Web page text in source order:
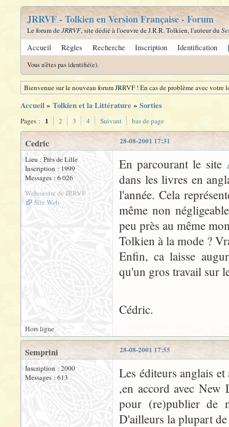
JRRVF - Tolkien en Version Française - Forum
Le forum deJRRVF, site dédié à l'oeuvre de J.R.R. Tolkien, l'auteur du
Accueil Règles Recherche Inscription Identification
Vous n'êtes pas identifié(e).
Bienvenue sur le nouveau forum JRRVF ! En cas de problème avec
Accueil» Tolkien et la Littérature » Sorties
Pages : 1 2 3 4 Suivant bas de page
28-08-2001 17:31
Cedric
Lieu : Près de Lille
Inscription : 1999
Messages : 6 026
Webmestre de JRRVF
Site Web
En parcourant le site
dans les livres en
l'année. Cela
même non
peu près au même
Tolkien à la mode ?
Enfin, ca laisse
qu'un gros travail sur
Cédric.
Hors ligne
28-08-2001 17:55
Semprini
Inscription : 2000
Messages : 613
Les éditeurs anglais
,en accord avec
pour (re)publier de
D'ailleurs la plupart